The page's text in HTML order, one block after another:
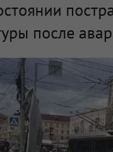
после